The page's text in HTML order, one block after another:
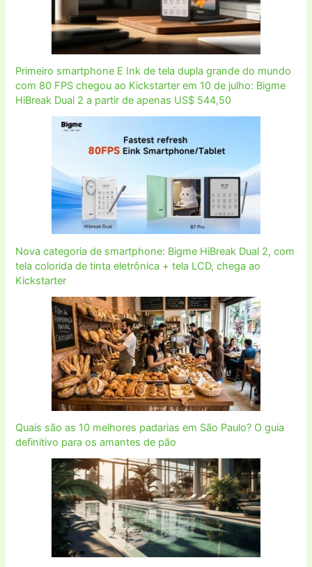
Primeiro smartphone E Ink de tela dupla grande do mundo
com 80 FPS chegou ao Kickstarter em 10 de julho: Bigme
HiBreak Dual 2 a partir de apenas US$ 544,50
Nova categoria de smartphone: Bigme HiBreak Dual 2, com
tela colorida de tinta eletrônica + tela LCD, chega ao
Kickstarter
Quais são as 10 melhores padarias em São Paulo? O guia
definitivo para os amantes de pão